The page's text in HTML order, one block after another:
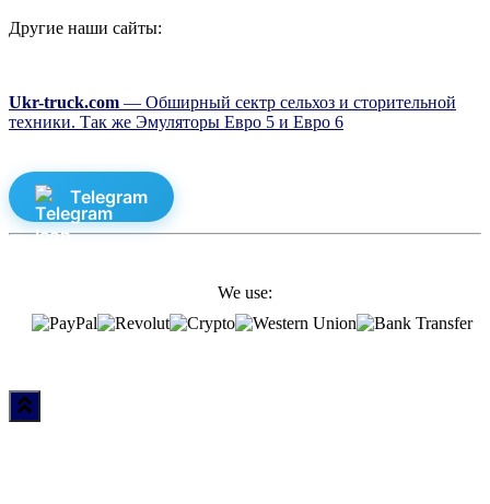
Другие наши сайты:
Ukr-truck.com — Обширный сектр сельхоз и сторительной
техники. Так же Эмуляторы Евро 5 и Евро 6
Telegram
We use: